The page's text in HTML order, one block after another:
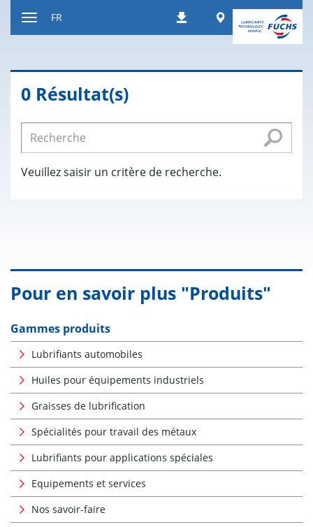
Téléchargements
Worldwide
FR
0 Résultat(s)
Veuillez saisir un critère de recherche.
Pour en savoir plus "Produits"
Gammes produits
Lubrifiants automobiles
Huiles pour équipements industriels
Graisses de lubrification
Spécialités pour travail des métaux
Lubrifiants pour applications spéciales
Equipements et services
Nos savoir-faire